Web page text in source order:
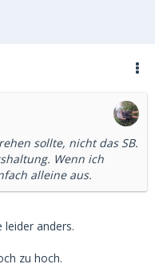
sollte, nicht das SB.
Wenn ich
alleine aus.
leider anders.
zu hoch.